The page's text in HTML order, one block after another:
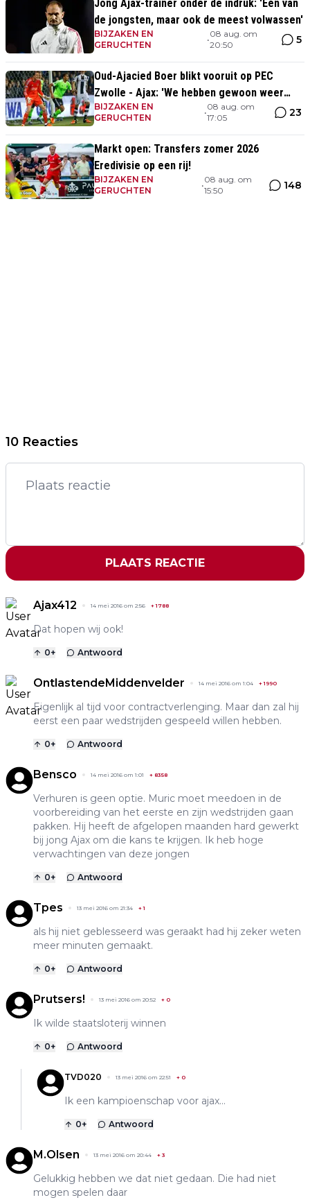
Jong Ajax-trainer onder de indruk: 'Eén van
de jongsten, maar ook de meest volwassen'
BIJZAKEN EN
GERUCHTEN
•
08 aug. om
20:50
5
Oud-Ajacied Boer blikt vooruit op PEC
Zwolle - Ajax: 'We hebben gewoon weer
kans tegen Ajax'
BIJZAKEN EN
GERUCHTEN
•
08 aug. om
17:05
23
Markt open: Transfers zomer 2026
Eredivisie op een rij!
BIJZAKEN EN
GERUCHTEN
•
08 aug. om
15:50
148
10 Reacties
PLAATS REACTIE
Ajax412 14 mei 2016 om 2:56 +1788
Dat hopen wij ook!
0+ Antwoord
OntlastendeMiddenvelder 14 mei 2016 om 1:04 +1990
Eigenlijk al tijd voor contractverlenging. Maar dan zal hij
eerst een paar wedstrijden gespeeld willen hebben.
0+ Antwoord
Bensco 14 mei 2016 om 1:01 + 8358
Verhuren is geen optie. Muric moet meedoen in de
voorbereiding van het eerste en zijn wedstrijden gaan
pakken. Hij heeft de afgelopen maanden hard gewerkt
bij jong Ajax om die kans te krijgen. Ik heb hoge
verwachtingen van deze jongen
0+ Antwoord
Tpes 13 mei 2016 om 21:34 +1
als hij niet geblesseerd was geraakt had hij zeker weten
meer minuten gemaakt.
0+ Antwoord
Prutsers! 13 mei 2016 om 20:52 + 0
Ik wilde staatsloterij winnen
0+ Antwoord
TVD020 13 mei 2016 om 22:51 + 0
Ik een kampioenschap voor ajax...
0+ Antwoord
M.Olsen 13 mei 2016 om 20:44 + 3
Gelukkig hebben we dat niet gedaan. Die had niet
mogen spelen daar